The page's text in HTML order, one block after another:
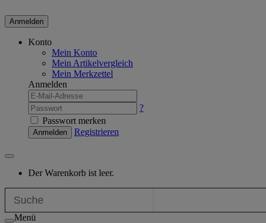
Anmelden
Konto
Mein Konto
Mein Artikelvergleich
Mein Merkzettel
Anmelden
?
Passwort merken
Anmelden Registrieren
Der Warenkorb ist leer.
Menü